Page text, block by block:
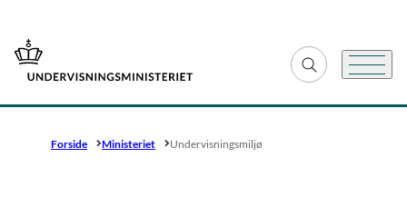
Gå til forsiden Fold søgefelt ud
Menu
Forside Ministeriet Undervisningsmiljø